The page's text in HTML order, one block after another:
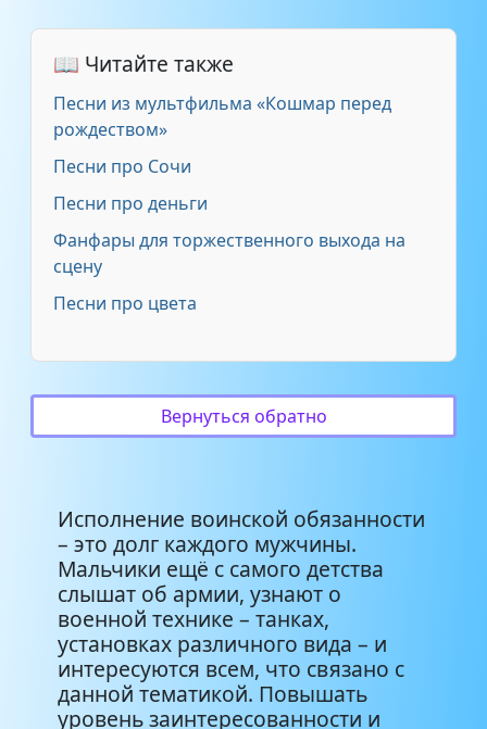
Дмитрий Трубачев - Буду
Клара Макарова - Армия
Шоу-группа Соловушка -
Армия России
Шоу-группа Какао - Армия
детский ансамбль русской
песни - Если хочешь быть
военным!
зарядка
детская - СУДЬБА ВОЕННАЯ
(пограничникам)
Большой детский хор -
Военно-патриотические
песни
4:10
📖 Читайте также
Песни из мультфильма «Кошмар перед
рождеством»
Песни про Сочи
Песни про деньги
Фанфары для торжественного выхода на
сцену
Песни про цвета
Вернуться обратно
Исполнение воинской обязанности
– это долг каждого мужчины.
Мальчики ещё с самого детства
слышат об армии, узнают о
военной технике – танках,
установках различного вида – и
интересуются всем, что связано с
данной тематикой. Повышать
уровень заинтересованности и